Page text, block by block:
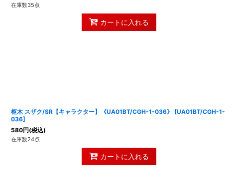
在庫数35点
カートに入れる
枢木 スザク/SR【キャラクター】《UA01BT/CGH-1-036》 [UA01BT/CGH-1-
036]
580円(税込)
在庫数24点
カートに入れる